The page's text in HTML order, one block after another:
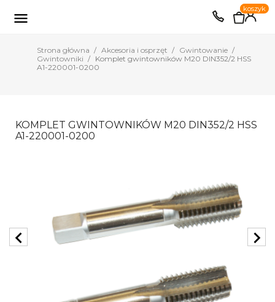
EUR PLN

0
koszyk
Strona główna Akcesoria i osprzęt
Gwintowanie
Gwintowniki
Komplet gwintowników M20 DIN352/2 HSS
A1-220001-0200
KOMPLET GWINTOWNIKÓW M20 DIN352/2 HSS
A1-220001-0200
chevron_left chevron_right